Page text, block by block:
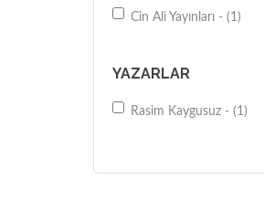
Cin Ali Yayınları - (1)
YAZARLAR
Rasim Kaygusuz - (1)